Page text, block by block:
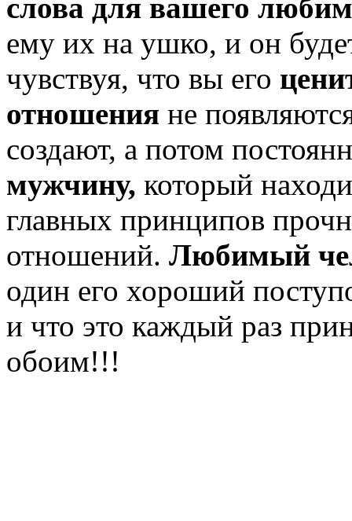
слова для вашего
ему их на ушко, и он
чувствуя, что вы его
отношения не
создают, а потом
мужчину, который
главных принципов
отношений. Любимый
один его хороший
и что это каждый раз
обоим!!!